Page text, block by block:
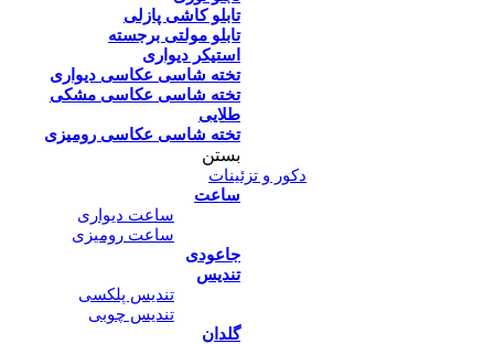
تابلو کاشی پازلی
تابلو مولتی برجسته
استیکر دیواری
تخته شاسی عکاسی دیواری
تخته شاسی عکاسی مشکی
طلایی
تخته شاسی عکاسی رومیزی
بستن
دکور و تزئینات
ساعت
ساعت دیواری
ساعت رومیزی
جاعودی
تندیس
تندیس پلکسی
تندیس چوبی
گلدان